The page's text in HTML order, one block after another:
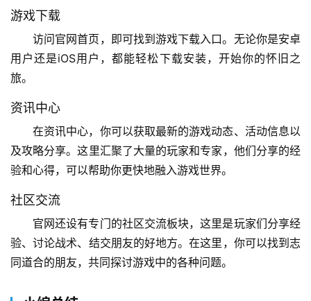
游戏下载
访问官网首页，即可找到游戏下载入口。无论你是安卓
用户还是iOS用户，都能轻松下载安装，开始你的怀旧之
旅。
资讯中心
在资讯中心，你可以获取最新的游戏动态、活动信息以
及攻略分享。这里汇聚了大量的玩家和专家，他们分享的经
验和心得，可以帮助你更快地融入游戏世界。
社区交流
官网还设有专门的社区交流板块，这里是玩家们分享经
验、讨论战术、结交朋友的好地方。在这里，你可以找到志
同道合的朋友，共同探讨游戏中的各种问题。